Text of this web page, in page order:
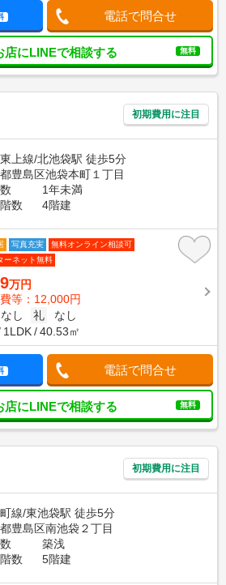
電話で問合せ
店にLINEで相談する 無料
初期費用に注目
上線/北池袋駅 徒歩5分
豊島区池袋本町１丁目
1年未満
数
4階建
写真充実
無料オンライン相談可
ーネット無料
万円
等：12,000円
なし 礼
なし
1LDK 40.53㎡
電話で問合せ
店にLINEで相談する 無料
初期費用に注目
線/東池袋駅 徒歩5分
豊島区南池袋２丁目
築浅
数
5階建